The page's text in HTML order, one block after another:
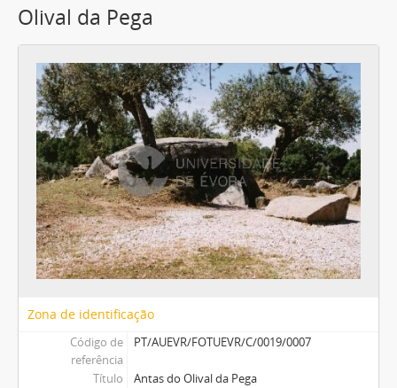
Olival da Pega
Zona de identificação
Código de
referência
PT/AUEVR/FOTUEVR/C/0019/0007
Título
Antas do Olival da Pega